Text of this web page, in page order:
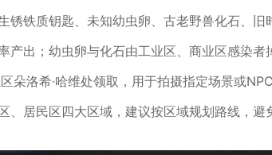
锈铁质钥匙、未知幼虫卵、古老野兽化石、旧
产出；幼虫卵与化石由工业区、商业区感染者
朵洛希·哈维处领取，用于拍摄指定场景或
居民区四大区域，建议按区域规划路线，避